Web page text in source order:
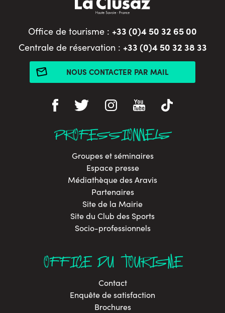
Office de tourisme : +33 (0)4 50 32 65 00
Centrale de réservation : +33 (0)4 50 32 38 33
NOUS CONTACTER PAR MAIL
PROFESSIONNELS
Groupes et séminaires
Espace presse
Médiathèque des Aravis
Partenaires
Site de la Mairie
Site du Club des Sports
Socio-professionnels
OFFICE DU TOURISME
Contact
Enquête de satisfaction
Brochures